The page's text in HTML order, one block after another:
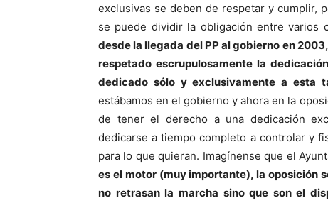
exclusivas se deben de respetar y cumplir,
se puede dividir la obligación entre varios
desde la llegada del PP al gobierno en
respetado escrupulosamente la
dedicado sólo y exclusivamente a esta
estábamos en el gobierno y ahora en la
de tener el derecho a una dedicación
dedicarse a tiempo completo a controlar y
para lo que quieran. Imagínense que el
es el motor (muy importante), la oposición
no retrasan la marcha sino que son el